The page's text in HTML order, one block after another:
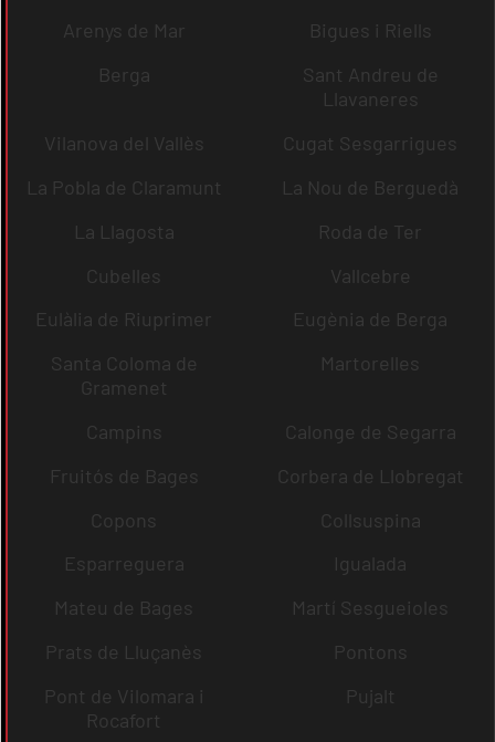
Arenys de Mar
Bigues i Riells
Berga
Sant Andreu de
Llavaneres
Vilanova del Vallès
Cugat Sesgarrigues
La Pobla de Claramunt
La Nou de Berguedà
La Llagosta
Roda de Ter
Cubelles
Vallcebre
Eulàlia de Riuprimer
Eugènia de Berga
Santa Coloma de
Gramenet
Martorelles
Campins
Calonge de Segarra
Fruitós de Bages
Corbera de Llobregat
Copons
Collsuspina
Esparreguera
Igualada
Mateu de Bages
Martí Sesgueioles
Prats de Lluçanès
Pontons
Pont de Vilomara i
Rocafort
Pujalt